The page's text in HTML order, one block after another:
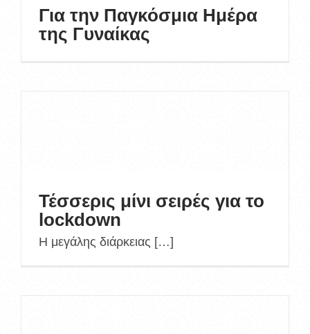
Για την Παγκόσμια Ημέρα
της Γυναίκας
Τέσσερις μίνι σειρές για το
lockdown
Η μεγάλης διάρκειας […]